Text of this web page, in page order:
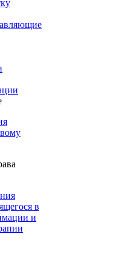
в
и